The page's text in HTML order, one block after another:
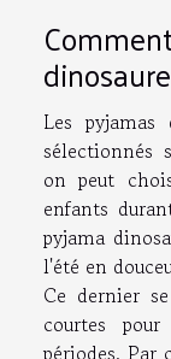
Les pyjamas
sélectionnés
on peut
enfants
pyjama
l'été en
Ce dernier
courtes
périodes. Par